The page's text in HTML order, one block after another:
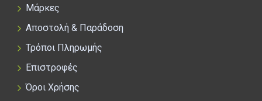
Μάρκες
Αποστολή & Παράδοση
Τρόποι Πληρωμής
Επιστροφές
Όροι Χρήσης